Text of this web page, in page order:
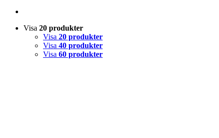
Visa 20 produkter
Visa 20 produkter
Visa 40 produkter
Visa 60 produkter